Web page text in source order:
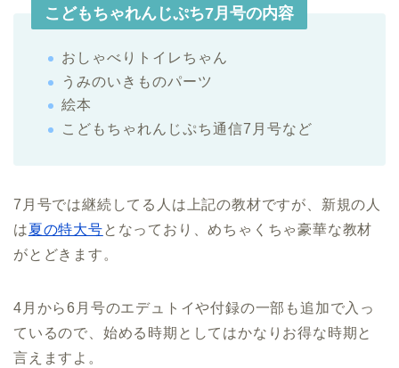
こどもちゃれんじぷち7月号の内容
おしゃべりトイレちゃん
うみのいきものパーツ
絵本
こどもちゃれんじぷち通信7月号など
7月号では継続してる人は上記の教材ですが、新規の人
は夏の特大号となっており、めちゃくちゃ豪華な教材
がとどきます。
4月から6月号のエデュトイや付録の一部も追加で入っ
ているので、始める時期としてはかなりお得な時期と
言えますよ。